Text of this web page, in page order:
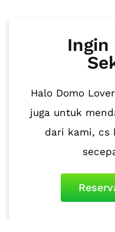
Ingin
Halo Domo
juga untuk
dari kami, cs